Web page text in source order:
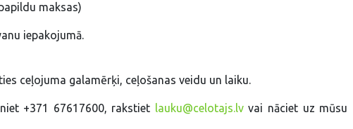
maksas)
iepakojumā.
ceļojuma galamērķi, ceļošanas veidu un laiku.
+371 67617600, rakstiet lauku@celotajs.lvvai nāciet uz mūsu